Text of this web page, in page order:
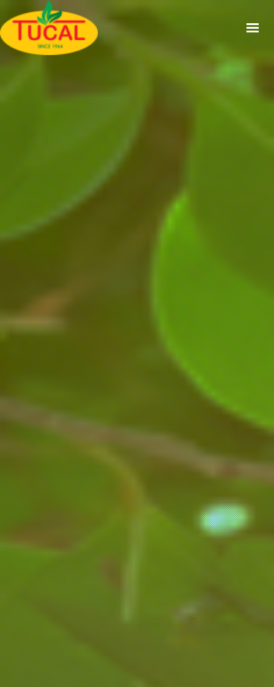
ACCUEIL
À PROPOS
GAMMES
CERTIFICATIONS
RECETTES
ACTUALITÉS
CONTACT
EN